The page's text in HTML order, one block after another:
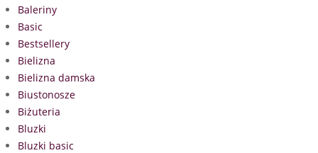
Baleriny
Basic
Bestsellery
Bielizna
Bielizna damska
Biustonosze
Biżuteria
Bluzki
Bluzki basic